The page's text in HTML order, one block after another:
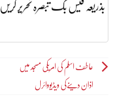
بذریعہ فیس بک تبصرہ تحریر کریں
Post
navigation
عاطف اسلم کی امریکی مسجد میں
اذان دینےکی ویڈیووائرل